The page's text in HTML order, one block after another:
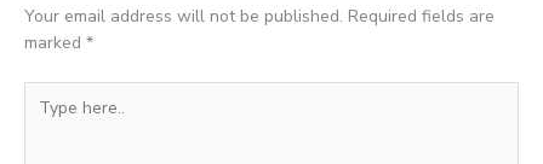
Your email address will not be published. Required fields are
marked *
here..